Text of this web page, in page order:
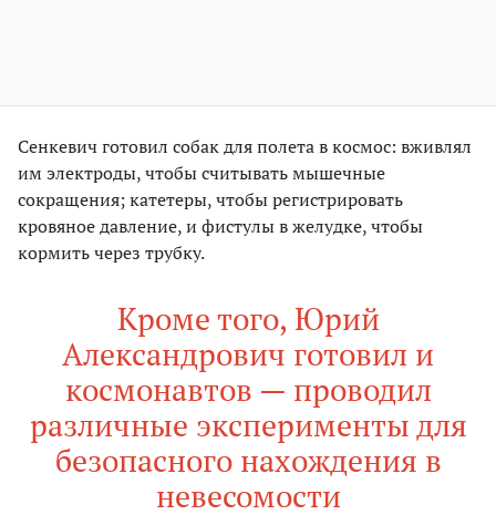
Сенкевич готовил собак для полета в космос: вживлял
им электроды, чтобы считывать мышечные
сокращения; катетеры, чтобы регистрировать
кровяное давление, и фистулы в желудке, чтобы
кормить через трубку.
Кроме того, Юрий
Александрович готовил и
космонавтов — проводил
различные эксперименты для
безопасного нахождения в
невесомости